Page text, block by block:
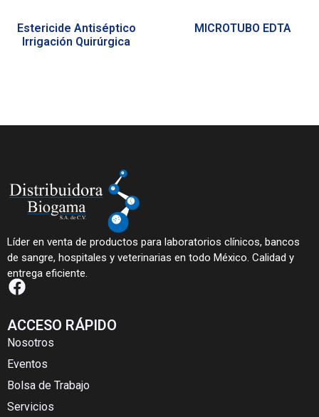
Estericide Antiséptico
Irrigación Quirúrgica
MICROTUBO EDTA
Líder en venta de productos para laboratorios clínicos, bancos
de sangre, hospitales y veterinarias en todo México. Calidad y
entrega eficiente.
ACCESO RÁPIDO
Nosotros
Eventos
Bolsa de Trabajo
Servicios